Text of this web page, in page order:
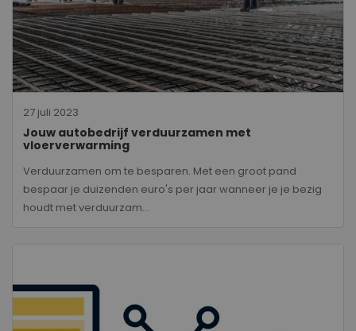
27 juli 2023
Jouw autobedrijf verduurzamen met
vloerverwarming
Verduurzamen om te besparen. Met een groot pand
bespaar je duizenden euro's per jaar wanneer je je bezig
houdt met verduurzam...